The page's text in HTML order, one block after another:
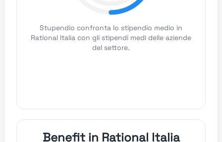
Stupendio confronta lo stipendio medio in
Rational Italia con gli stipendi medi delle aziende
del settore.
Benefit in Rational Italia